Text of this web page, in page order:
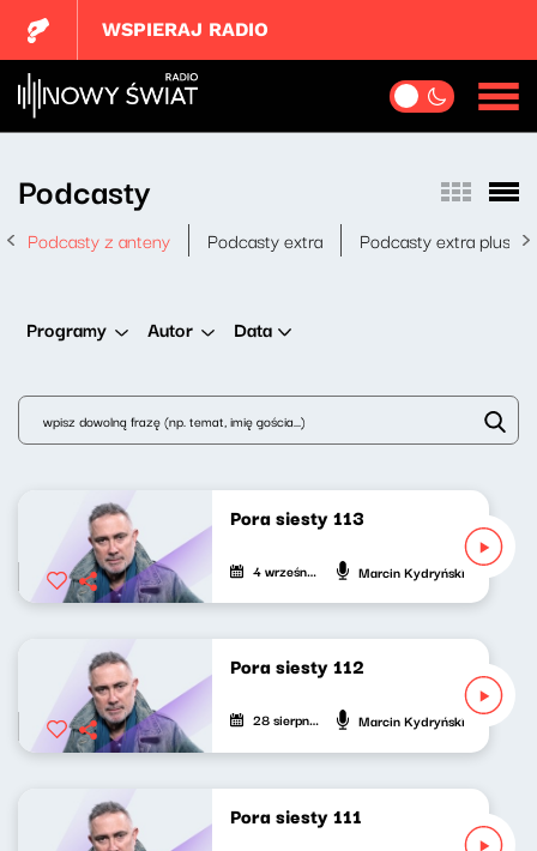
WSPIERAJ RADIO
Podcasty
Podcasty z anteny Podcasty extra Podcasty extra plus
Programy Autor Data
Pora siesty 113
4 września 2022 Marcin Kydryński
Pora siesty 112
28 sierpnia 2022 Marcin Kydryński
Pora siesty 111